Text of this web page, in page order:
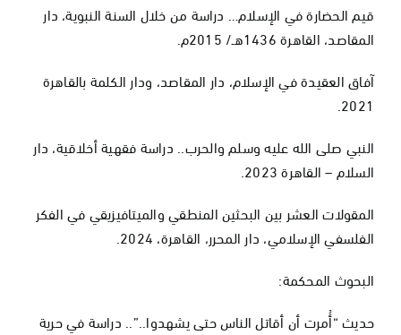
قيم الحضارة في الإسلام… دراسة من خلال السنة النبوية، دار
المقاصد، القاهرة 1436هـ/ 2015م.
آفاق العقيدة في الإسلام، دار المقاصد، ودار الكلمة بالقاهرة
2021.
النبي صلى الله عليه وسلم والحرب.. دراسة فقهية أخلاقية، دار
السلام – القاهرة 2023.
المقولات العشر بين البحثين المنطقي والميتافيزيقي في الفكر
الفلسفي الإسلامي، دار المحرر، القاهرة، 2024.
البحوث المحكمة:
حديث “أُمرت أن أقاتل الناس حتى يشهدوا..”.. دراسة في حرية